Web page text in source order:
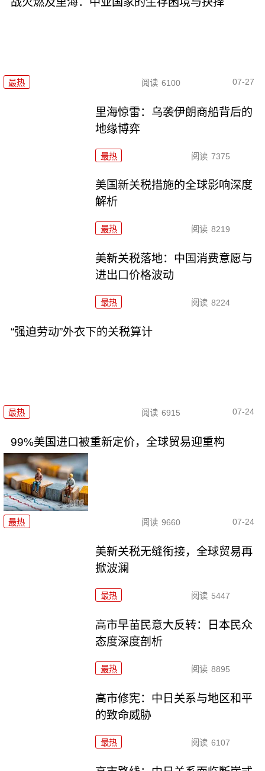
最热 阅读 6100 07-27
里海惊雷：乌袭伊朗商船背后的
地缘博弈
最热 阅读 7375
美国新关税措施的全球影响深度
解析
最热 阅读 8219
美新关税落地：中国消费意愿与
进出口价格波动
最热 阅读 8224
“强迫劳动”外衣下的关税算计
最热 阅读 6915 07-24
99%美国进口被重新定价，全球贸易迎重构
最热 阅读 9660 07-24
美新关税无缝衔接，全球贸易再
掀波澜
最热 阅读 5447
高市早苗民意大反转：日本民众
态度深度剖析
最热 阅读 8895
高市修宪：中日关系与地区和平
的致命威胁
最热 阅读 6107